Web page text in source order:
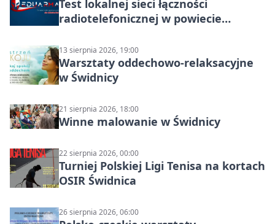
Test lokalnej sieci łączności
radiotelefonicznej w powiecie
13 sierpnia 2026, 19:00
Warsztaty oddechowo-relaksacyjne
w Świdnicy
21 sierpnia 2026, 18:00
Winne malowanie w Świdnicy
22 sierpnia 2026, 00:00
Turniej Polskiej Ligi Tenisa na kortach
OSIR Świdnica
26 sierpnia 2026, 06:00